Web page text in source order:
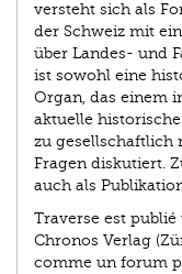
versteht sich als
der Schweiz mit
über Landes- und
ist sowohl eine
Organ, das einem
aktuelle
zu gesellschaftlich
Fragen diskutiert.
auch als
Traverse est
Chronos Verlag
comme un forum